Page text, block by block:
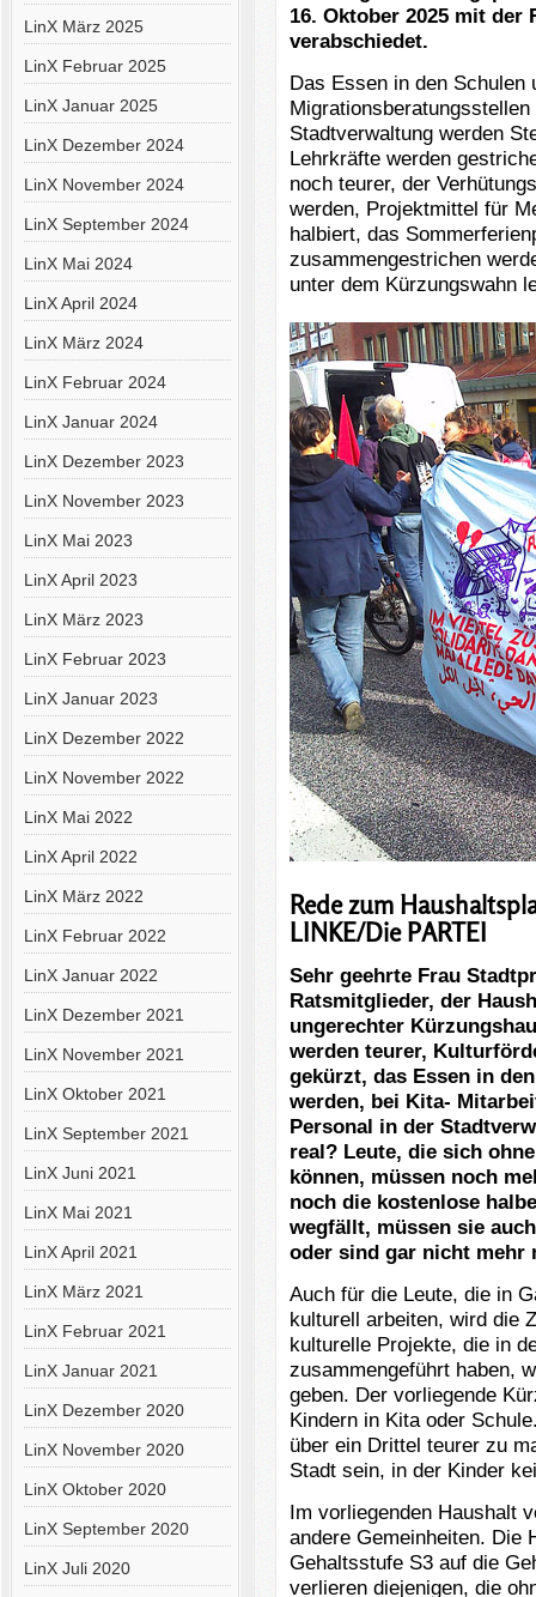
LinX März 2025
LinX Februar 2025
LinX Januar 2025
LinX Dezember 2024
LinX November 2024
LinX September 2024
LinX Mai 2024
LinX April 2024
LinX März 2024
LinX Februar 2024
LinX Januar 2024
LinX Dezember 2023
LinX November 2023
LinX Mai 2023
LinX April 2023
LinX März 2023
LinX Februar 2023
LinX Januar 2023
LinX Dezember 2022
LinX November 2022
LinX Mai 2022
LinX April 2022
LinX März 2022
LinX Februar 2022
LinX Januar 2022
LinX Dezember 2021
LinX November 2021
LinX Oktober 2021
LinX September 2021
LinX Juni 2021
LinX Mai 2021
LinX April 2021
LinX März 2021
LinX Februar 2021
LinX Januar 2021
LinX Dezember 2020
LinX November 2020
LinX Oktober 2020
LinX September 2020
LinX Juli 2020
16. Oktober 2025 mit der
verabschiedet.
Das Essen in den Schulen
Stadtverwaltung werden
Lehrkräfte werden
noch teurer, der
werden, Projektmittel für
halbiert, das
zusammengestrichen
unter dem Kürzungswahn
Rede zum
LINKE/Die PARTEI
Sehr geehrte Frau
Ratsmitglieder, der
ungerechter
werden teurer,
gekürzt, das Essen in
werden, bei Kita-
Personal in der
real? Leute, die sich
können, müssen noch
noch die kostenlose
wegfällt, müssen sie
oder sind gar nicht mehr
Auch für die Leute, die in
kulturell arbeiten, wird die
kulturelle Projekte, die in
zusammengeführt haben,
geben. Der vorliegende
Kindern in Kita oder
über ein Drittel teurer zu
Stadt sein, in der Kinder
Im vorliegenden Haushalt
andere Gemeinheiten. Die
Gehaltsstufe S3 auf die
verlieren diejenigen, die